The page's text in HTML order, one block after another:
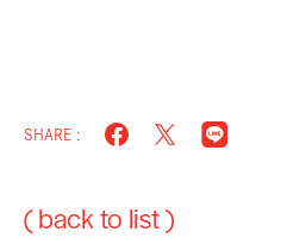
SHARE :
( back to list )